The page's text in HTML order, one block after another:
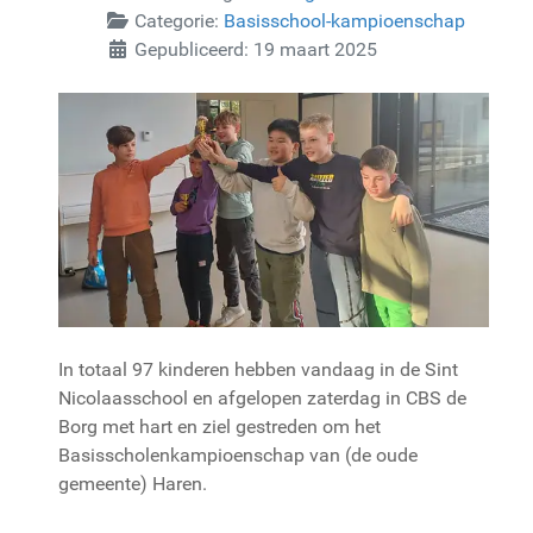
Categorie: Basisschool-kampioenschap
Gepubliceerd: 19 maart 2025
In totaal 97 kinderen hebben vandaag in de Sint
Nicolaasschool en afgelopen zaterdag in CBS de
Borg met hart en ziel gestreden om het
Basisscholenkampioenschap van (de oude
gemeente) Haren.